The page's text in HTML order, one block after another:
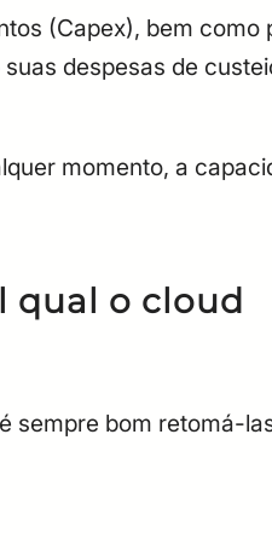
(Capex), bem como
despesas de
momento, a
qual o cloud
sempre bom retomá-